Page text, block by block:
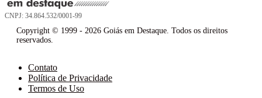
CNPJ: 34.864.532/0001-99
Copyright © 1999 - 2026 Goiás em Destaque. Todos os direitos
reservados.
Contato
Política de Privacidade
Termos de Uso